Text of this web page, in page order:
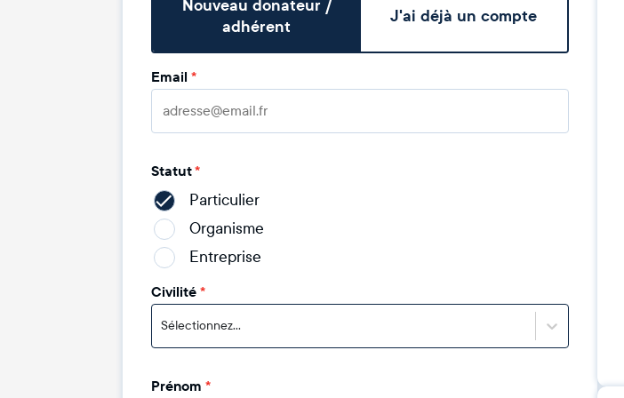
Nouveau donateur /
adhérent
J'ai déjà un compte
Email *
Statut*
Particulier
Organisme
Entreprise
Civilité*
Sélectionnez...
Prénom *